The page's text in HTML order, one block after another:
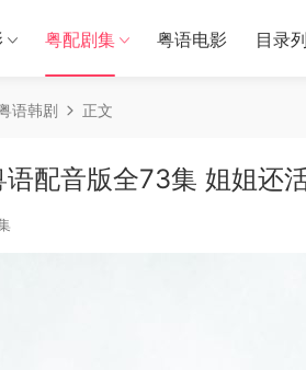
粤配剧集 粤语电影 目录
语韩剧 正文
配音版全73集 姐姐还